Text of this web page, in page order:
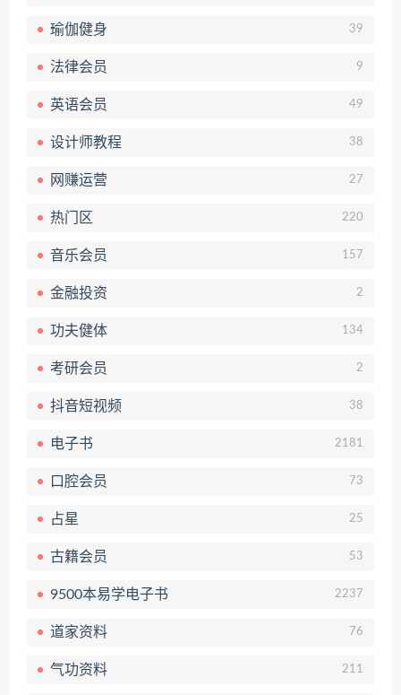
瑜伽健身 39
法律会员 9
英语会员 49
设计师教程 38
网赚运营 27
热门区 220
音乐会员 157
金融投资 2
功夫健体 134
考研会员 2
抖音短视频 38
电子书 2181
口腔会员 73
占星 25
古籍会员 53
9500本易学电子书 2237
道家资料 76
气功资料 211